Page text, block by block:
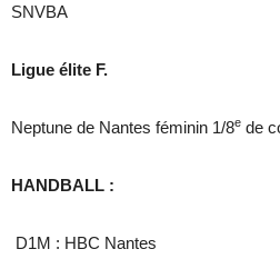
SNVBA
Ligue élite F.
Neptune de Nantes féminin 1/8e de
HANDBALL :
D1M : HBC Nantes